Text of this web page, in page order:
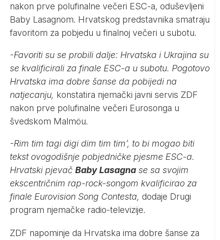
nakon prve polufinalne večeri ESC-a, oduševljeni
Baby Lasagnom. Hrvatskog predstavnika smatraju
favoritom za pobjedu u finalnoj večeri u subotu.
-Favoriti su se probili dalje: Hrvatska i Ukrajina su
se kvalificirali za finale ESC-a u subotu. Pogotovo
Hrvatska ima dobre šanse da pobijedi na
natjecanju, konstatira njemački javni servis ZDF
nakon prve polufinalne večeri Eurosonga u
švedskom Malmöu.
-Rim tim tagi digi dim tim tim’, to bi mogao biti
tekst ovogodišnje pobjedničke pjesme ESC-a.
Hrvatski pjevač Baby Lasagna se sa svojim
ekscentričnim rap-rock-songom kvalificirao za
finale Eurovision Song Contesta, dodaje Drugi
program njemačke radio-televizije.
ZDF napominje da Hrvatska ima dobre šanse za